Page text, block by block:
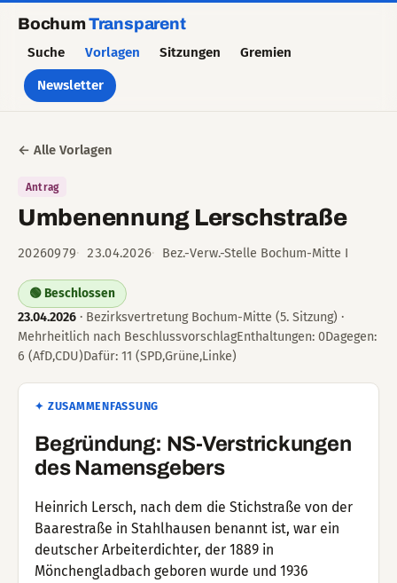
BochumTransparent
Suche Vorlagen Sitzungen Gremien
Newsletter
← Alle Vorlagen
Antrag
Umbenennung Lerschstraße
20260979 23.04.2026 Bez.-Verw.-Stelle Bochum-Mitte I
🟢 Beschlossen
23.04.2026 · Bezirksvertretung Bochum-Mitte (5. Sitzung) ·
Mehrheitlich nach BeschlussvorschlagEnthaltungen: 0Dagegen:
6 (AfD,CDU)Dafür: 11 (SPD,Grüne,Linke)
✦ ZUSAMMENFASSUNG
Begründung: NS-Verstrickungen
des Namensgebers
Heinrich Lersch, nach dem die Stichstraße von der
Baarestraße in Stahlhausen benannt ist, war ein
deutscher Arbeiterdichter, der 1889 in
Mönchengladbach geboren wurde und 1936